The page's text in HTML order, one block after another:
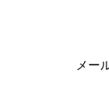
メー